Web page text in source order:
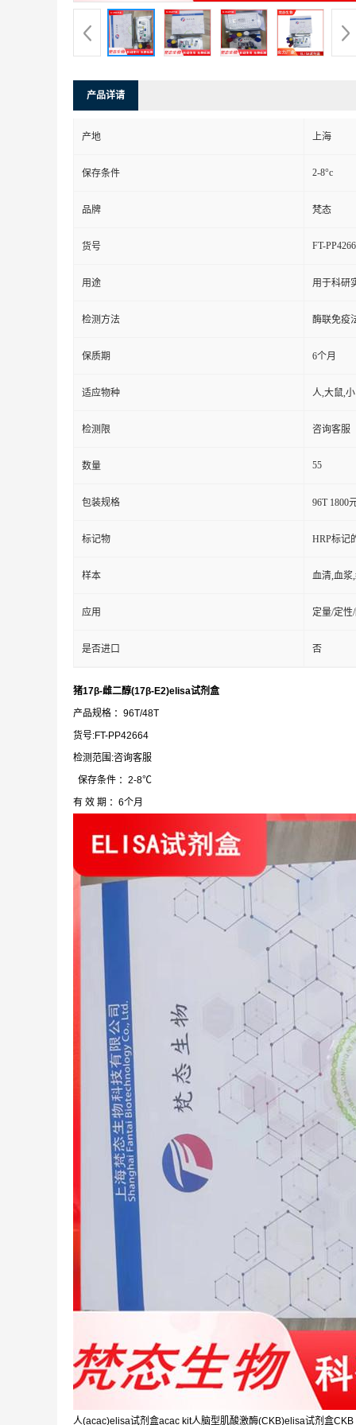
产品详请
产地 上海
保存条件 2-8°c
品牌 梵态
货号 FT-
用途 用于科研
检测方法 酶联免疫
保质期 6个月
适应物种 人,大鼠,
检测限 咨询客服
数量 55
包装规格 96T 1800
标记物 HRP标记
样本 血清,血浆
应用 定量/定性
是否进口 否
猪17β-雌二醇(17β-E2)elisa试剂盒
产品规格 ：96T/48T
货号:FT-PP42664
检测范围:咨询客服
保存条件 ：2-8℃
有 效 期 ：6个月
人(acac)elisa试剂盒acac kit人脑型肌酸激酶(CKB)elisa试剂盒CKB